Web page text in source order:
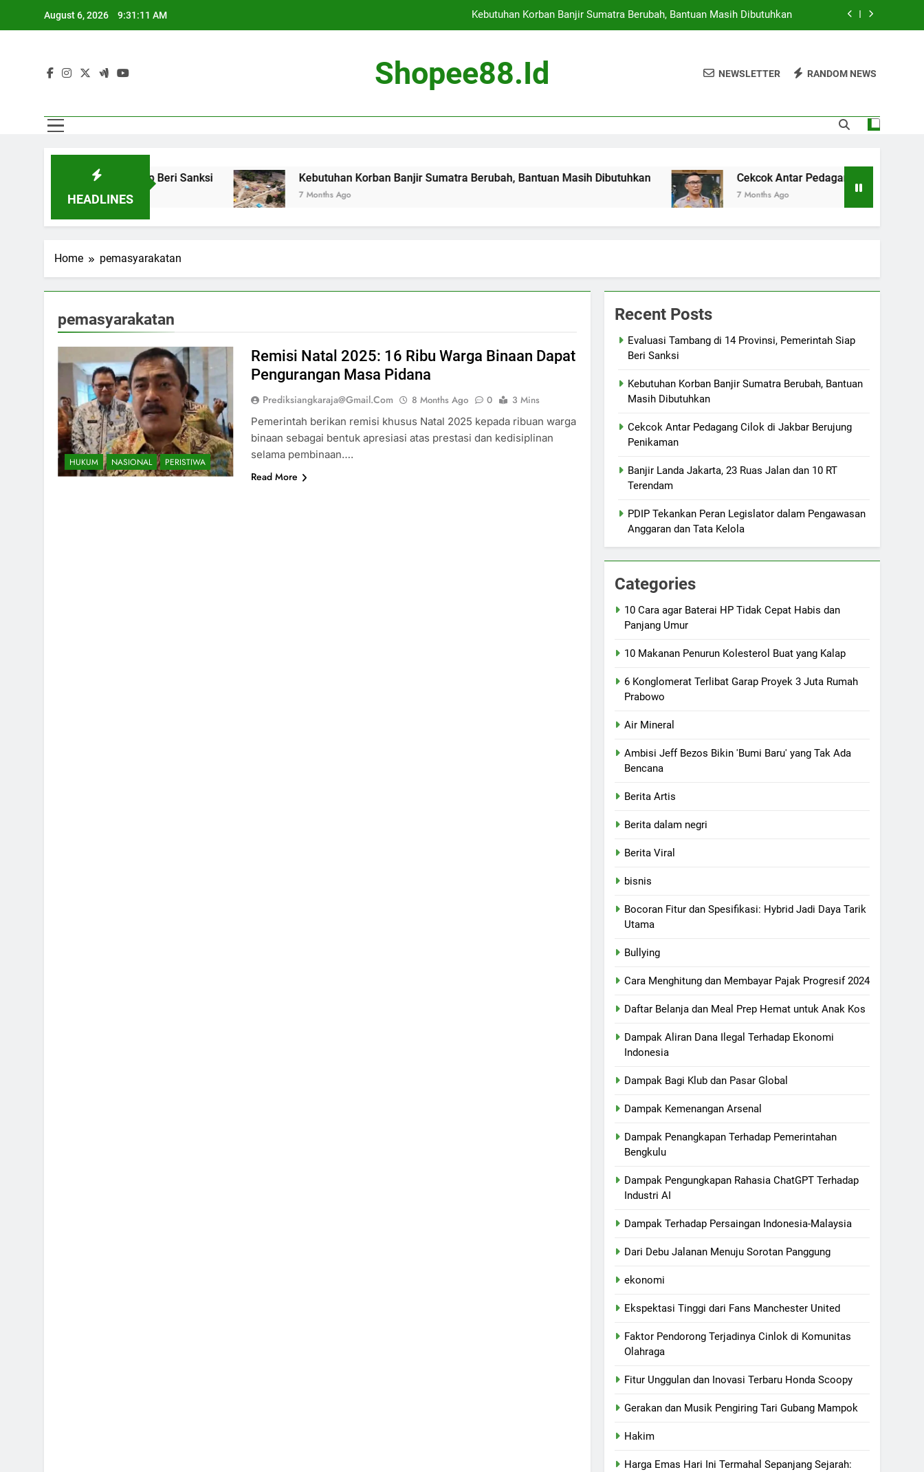
August 6, 2026 9:31:12 AM Kebutuhan Korban Banjir Sumatra Berubah, Bantuan Masih Dibutuhkan
Banjir Landa Jakarta, 23 Ruas Jalan dan 10 RT Terendam
Banjir Landa Jakarta, 23 Ruas Jalan dan 10 RT Terendam
Shopee88.id NEWSLETTER RANDOM NEWS
HEADLINES
Pemerintah Siap Beri Sanksi Kebutuhan Korban Banjir Sumatra Berubah, Bantuan Masih Dibutuhkan
7 Months Ago
Cekcok Antar Pedagang Cilok di Jakbar Berujung
7 Months Ago
Home pemasyarakatan
pemasyarakatan
HUKUM NASIONAL PERISTIWA
Remisi Natal 2025: 16 Ribu Warga Binaan Dapat
Pengurangan Masa Pidana
Prediksiangkaraja@gmail.com 8 Months Ago 0
3 Mins
Pemerintah berikan remisi khusus Natal 2025 kepada ribuan warga
binaan sebagai bentuk apresiasi atas prestasi dan kedisiplinan
selama pembinaan….
Read More
Recent Posts
Evaluasi Tambang di 14 Provinsi, Pemerintah Siap
Beri Sanksi
Kebutuhan Korban Banjir Sumatra Berubah, Bantuan
Masih Dibutuhkan
Cekcok Antar Pedagang Cilok di Jakbar Berujung
Penikaman
Banjir Landa Jakarta, 23 Ruas Jalan dan 10 RT
Terendam
PDIP Tekankan Peran Legislator dalam Pengawasan
Anggaran dan Tata Kelola
Categories
10 Cara agar Baterai HP Tidak Cepat Habis dan
Panjang Umur
10 Makanan Penurun Kolesterol Buat yang Kalap
6 Konglomerat Terlibat Garap Proyek 3 Juta Rumah
Prabowo
Air Mineral
Ambisi Jeff Bezos Bikin 'Bumi Baru' yang Tak Ada
Bencana
Berita Artis
Berita dalam negri
Berita Viral
bisnis
Bocoran Fitur dan Spesifikasi: Hybrid Jadi Daya Tarik
Utama
Bullying
Cara Menghitung dan Membayar Pajak Progresif 2024
Daftar Belanja dan Meal Prep Hemat untuk Anak Kos
Dampak Aliran Dana Ilegal Terhadap Ekonomi
Indonesia
Dampak Bagi Klub dan Pasar Global
Dampak Kemenangan Arsenal
Dampak Penangkapan Terhadap Pemerintahan
Bengkulu
Dampak Pengungkapan Rahasia ChatGPT Terhadap
Industri AI
Dampak Terhadap Persaingan Indonesia-Malaysia
Dari Debu Jalanan Menuju Sorotan Panggung
ekonomi
Ekspektasi Tinggi dari Fans Manchester United
Faktor Pendorong Terjadinya Cinlok di Komunitas
Olahraga
Fitur Unggulan dan Inovasi Terbaru Honda Scoopy
Gerakan dan Musik Pengiring Tari Gubang Mampok
Hakim
Harga Emas Hari Ini Termahal Sepanjang Sejarah: